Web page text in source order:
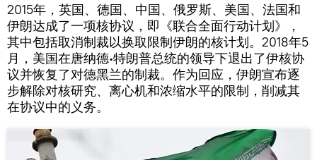
2015年，英国、德国、中国、俄罗斯、美国、法国和
伊朗达成了一项核协议，即《联合全面行动计划》，
其中包括取消制裁以换取限制伊朗的核计划。2018年5
月，美国在唐纳德∙特朗普总统的领导下退出了伊核协
议并恢复了对德黑兰的制裁。作为回应，伊朗宣布逐
步解除对核研究、离心机和浓缩水平的限制，削减其
在协议中的义务。